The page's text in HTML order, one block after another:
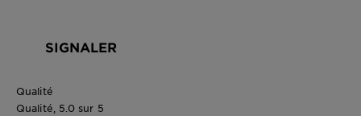
SIGNALER
Qualité
Qualité, 5.0 sur 5